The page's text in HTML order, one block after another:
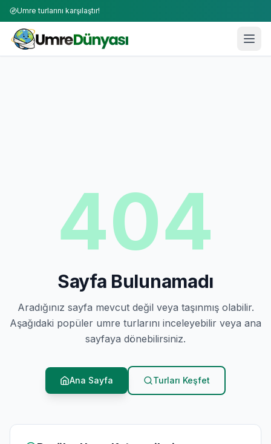
Umre turlarını karşılaştır!
404
Sayfa Bulunamadı
Aradığınız sayfa mevcut değil veya taşınmış olabilir.
Aşağıdaki popüler umre turlarını inceleyebilir veya ana
sayfaya dönebilirsiniz.
Ana Sayfa Turları Keşfet